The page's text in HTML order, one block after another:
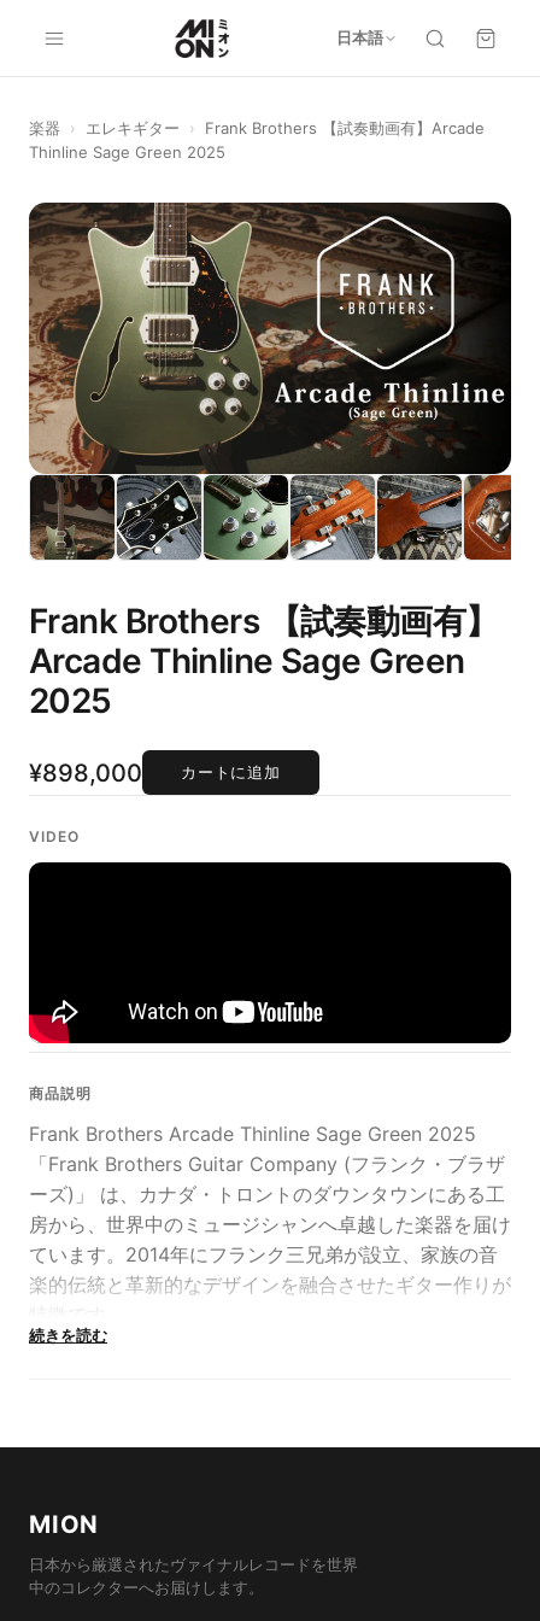
日本語
楽器 › エレキギター ›
Frank Brothers 【試奏動画有】Arcade
Thinline Sage Green 2025
Frank Brothers 【試奏動画有】
Arcade Thinline Sage Green
2025
¥898,000 カートに追加
VIDEO
商品説明
Frank Brothers Arcade Thinline Sage Green 2025
「​Frank Brothers Guitar Company (フランク・ブラザ
ーズ)」 は、カナダ・トロントのダウンタウンにある工
房から、世界中のミュージシャンへ卓越した楽器を届け
ています。​2014年にフランク三兄弟が設立、家族の音
楽的伝統と革新的なデザインを融合させたギター作りが
特徴です。
2025年のNAMM SHOWにてMIONスタッフが実際に試
個性的なギターラインナップが並んでいます。
MIONが最初に心を奪われ入荷を決めたのが、ブランド
のフラッグシップ・モデルのチェンバードバージョン、
続きを読む
MION
日本から厳選されたヴァイナルレコードを世界
中のコレクターへお届けします。